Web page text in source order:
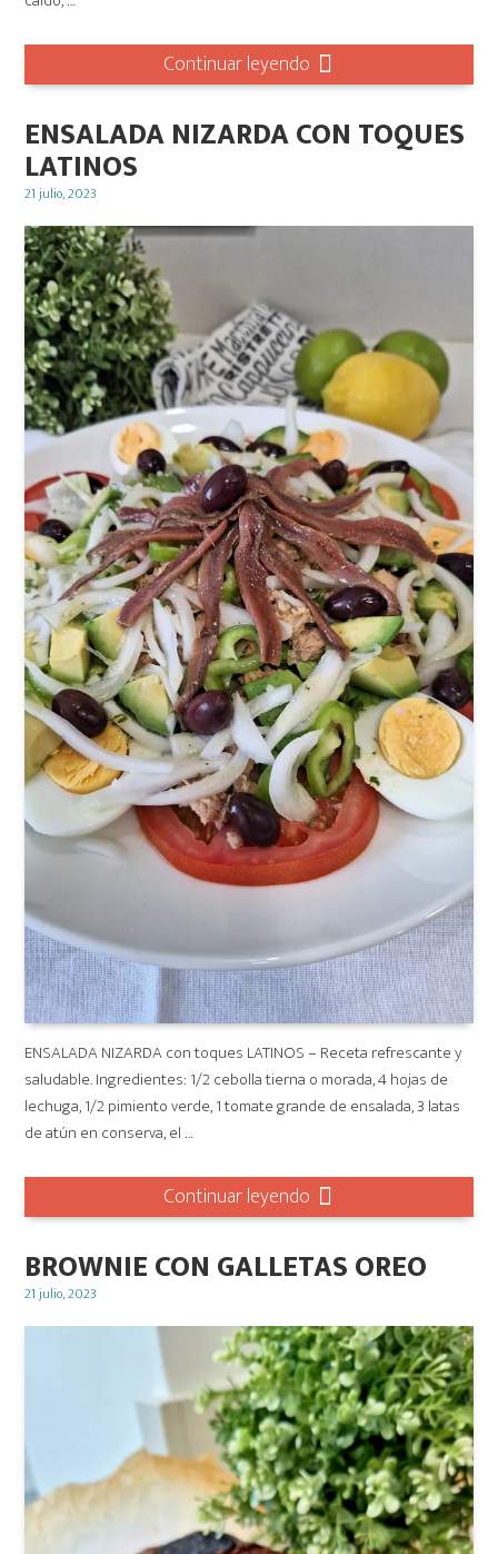
Continuar leyendo
ENSALADA NIZARDA CON TOQUES
LATINOS
Posted
21 julio, 2023
ENSALADA NIZARDA con toques LATINOS – Receta refrescante y
saludable. Ingredientes: 1/2 cebolla tierna o morada, 4 hojas de
lechuga, 1/2 pimiento verde, 1 tomate grande de ensalada, 3 latas
de atún en conserva, el …
Continuar leyendo
BROWNIE CON GALLETAS OREO
Posted
21 julio, 2023